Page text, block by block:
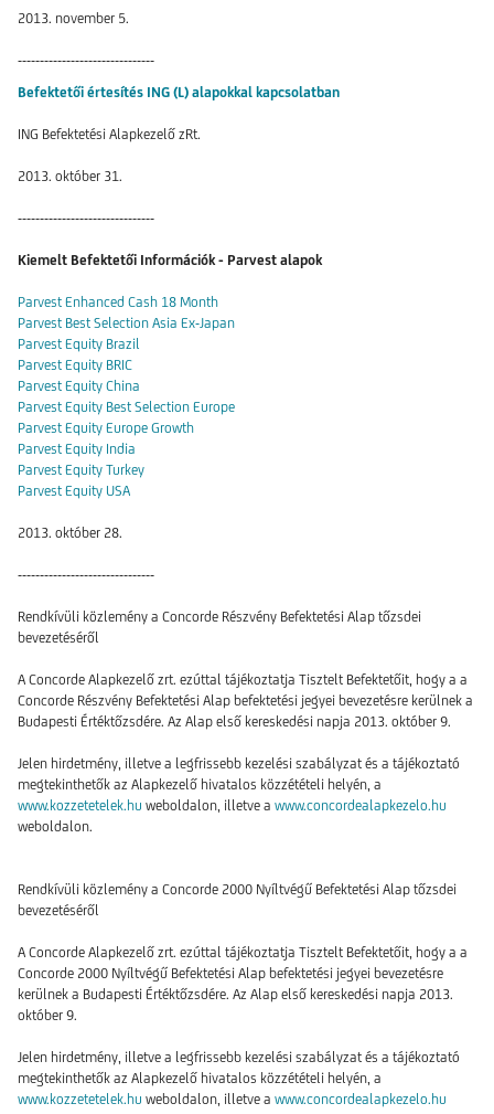
2013. november 5.
-------------------------------
Befektetői értesítés ING (L) alapokkal kapcsolatban
ING Befektetési Alapkezelő zRt.
2013. október 31.
-------------------------------
Kiemelt Befektetői Információk - Parvest alapok
Parvest Enhanced Cash 18 Month
Parvest Best Selection Asia Ex-Japan
Parvest Equity Brazil
Parvest Equity BRIC
Parvest Equity China
Parvest Equity Best Selection Europe
Parvest Equity Europe Growth
Parvest Equity India
Parvest Equity Turkey
Parvest Equity USA
2013. október 28.
-------------------------------
Rendkívüli közlemény a Concorde Részvény Befektetési Alap tőzsdei
bevezetéséről
A Concorde Alapkezelő zrt. ezúttal tájékoztatja Tisztelt Befektetőit, hogy a a
Concorde Részvény Befektetési Alap befektetési jegyei bevezetésre kerülnek a
Budapesti Értéktőzsdére. Az Alap első kereskedési napja 2013. október 9.
Jelen hirdetmény, illetve a legfrissebb kezelési szabályzat és a tájékoztató
megtekinthetők az Alapkezelő hivatalos közzétételi helyén, a
www.kozzetetelek.hu weboldalon, illetve a www.concordealapkezelo.hu
weboldalon.
Rendkívüli közlemény a Concorde 2000 Nyíltvégű Befektetési Alap tőzsdei
bevezetéséről
A Concorde Alapkezelő zrt. ezúttal tájékoztatja Tisztelt Befektetőit, hogy a a
Concorde 2000 Nyíltvégű Befektetési Alap befektetési jegyei bevezetésre
kerülnek a Budapesti Értéktőzsdére. Az Alap első kereskedési napja 2013.
október 9.
Jelen hirdetmény, illetve a legfrissebb kezelési szabályzat és a tájékoztató
megtekinthetők az Alapkezelő hivatalos közzétételi helyén, a
www.kozzetetelek.hu weboldalon, illetve a www.concordealapkezelo.hu